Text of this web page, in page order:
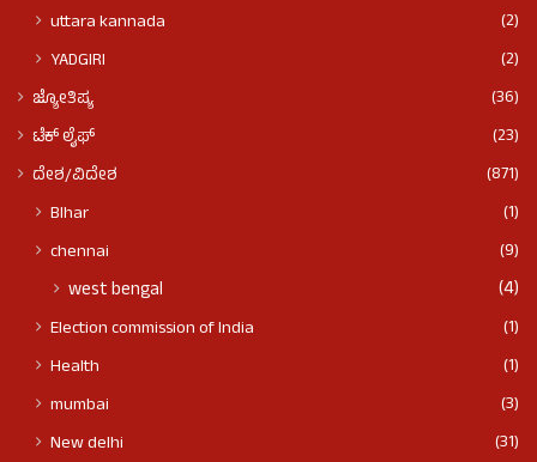
uttara kannada
(2)
YADGIRI
(2)
ಜ್ಯೋತಿಷ್ಯ
(36)
ಟೆಕ್ ಲೈಫ್
(23)
ದೇಶ/ವಿದೇಶ
(871)
BIhar
(1)
chennai
(9)
west bengal (4)
Election commission of India
(1)
Health
(1)
mumbai
(3)
New delhi
(31)